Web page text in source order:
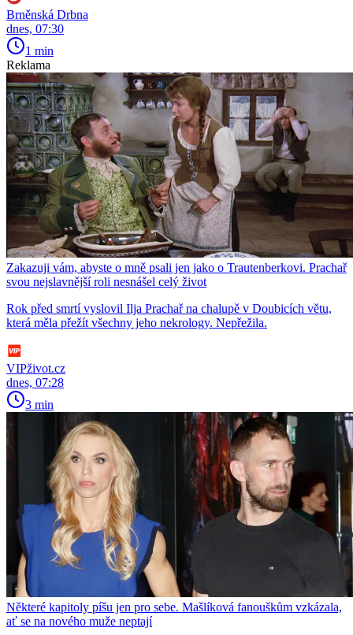
Brněnská Drbna
dnes, 07:30
1 min
Reklama
Zakazuji vám, abyste o mně psali jen jako o Trautenberkovi. Prachař
svou nejslavnější roli nesnášel celý život
Rok před smrtí vyslovil Ilja Prachař na chalupě v Doubicích větu,
která měla přežít všechny jeho nekrology. Nepřežila.
VIPživot.cz
dnes, 07:28
3 min
Některé kapitoly píšu jen pro sebe. Mašlíková fanouškům vzkázala,
ať se na nového muže neptají